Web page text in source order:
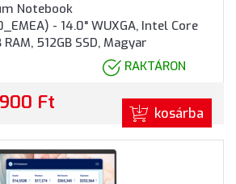
Notebook
- 14.0" WUXGA, Intel Core
512GB SSD, Magyar
11 Professional, 3 év garancia,
RAKTÁRON
Ft kosárba